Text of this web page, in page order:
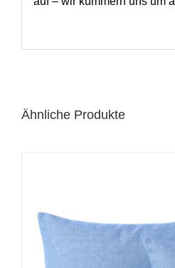
Ähnliche Produkte